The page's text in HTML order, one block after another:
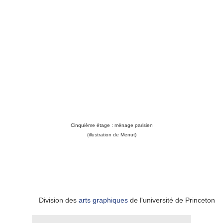
Cinquième étage : ménage parisien
(illustration de Menut)
Division des arts graphiques de l'université de Princeton